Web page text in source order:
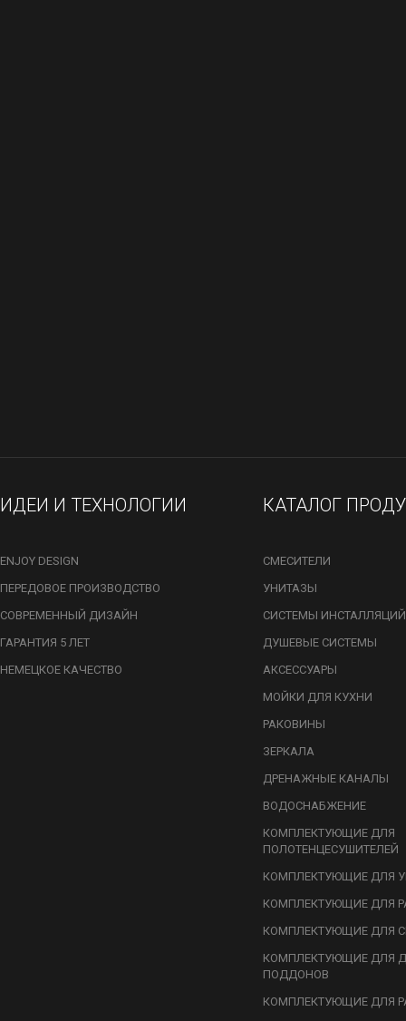
ИДЕИ И ТЕХНОЛОГИИ
ENJOY DESIGN
ПЕРЕДОВОЕ ПРОИЗВОДСТВО
СОВРЕМЕННЫЙ ДИЗАЙН
ГАРАНТИЯ 5 ЛЕТ
НЕМЕЦКОЕ КАЧЕСТВО
КАТАЛОГ
СМЕСИТЕЛИ
УНИТАЗЫ
СИСТЕМЫ ИНСТАЛЛЯЦИЙ
ДУШЕВЫЕ СИСТЕМЫ
АКСЕССУАРЫ
МОЙКИ ДЛЯ КУХНИ
РАКОВИНЫ
ЗЕРКАЛА
ДРЕНАЖНЫЕ КАНАЛЫ
ВОДОСНАБЖЕНИЕ
КОМПЛЕКТУЮЩИЕ ДЛЯ
ПОЛОТЕНЦЕСУШИТЕЛЕЙ
КОМПЛЕКТУЮЩИЕ ДЛЯ
КОМПЛЕКТУЮЩИЕ ДЛЯ
КОМПЛЕКТУЮЩИЕ ДЛЯ
КОМПЛЕКТУЮЩИЕ ДЛЯ
ПОДДОНОВ
КОМПЛЕКТУЮЩИЕ ДЛЯ